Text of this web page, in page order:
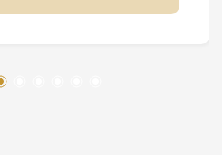
Características
Quintal 4 vagas de garagem